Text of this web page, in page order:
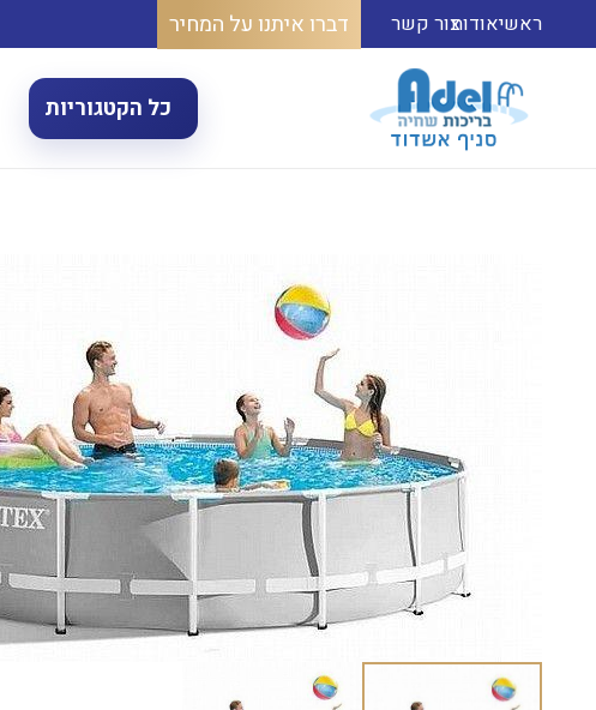
ראשיאודותצור קשר דברו איתנו על המחיר
כל הקטגוריות